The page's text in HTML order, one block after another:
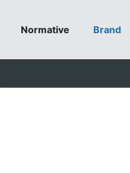
Normative Brand